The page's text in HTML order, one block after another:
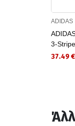
ADIDAS
3-
37.49 €